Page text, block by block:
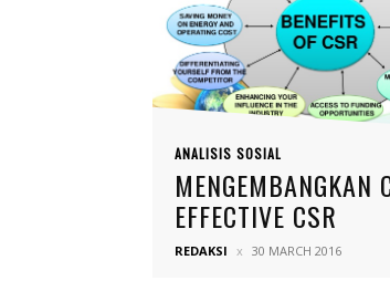
ANALISIS SOSIAL
MENGEMBANGKAN
EFFECTIVE CSR
REDAKSI 30 MARCH 2016